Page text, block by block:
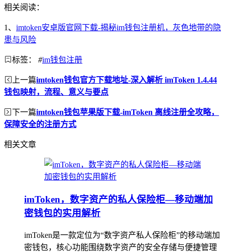
相关阅读：
1、 imtoken安卓版官网下载-揭秘im钱包注册机，灰色地带的隐
患与风险
标签： #im钱包注册
上一篇imtoken钱包官方下载地址-深入解析 imToken 1.4.44
钱包映射，流程、意义与要点
下一篇imtoken钱包苹果版下载-imToken 离线注册全攻略，
保障安全的注册方式
相关文章
imToken，数字资产的私人保险柜—移动端加
密钱包的实用解析
imToken是一款定位为“数字资产私人保险柜”的移动端加
密钱包，核心功能围绕数字资产的安全存储与便捷管理